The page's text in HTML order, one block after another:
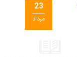
23
مرداد